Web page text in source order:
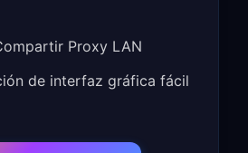
Proxy LAN
de interfaz gráfica fácil